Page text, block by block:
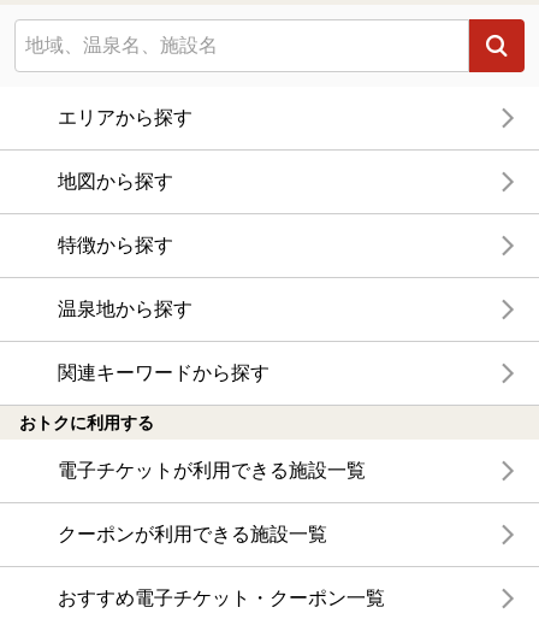
エリアから探す
地図から探す
特徴から探す
温泉地から探す
関連キーワードから探す
おトクに利用する
電子チケットが利用できる施設一覧
クーポンが利用できる施設一覧
おすすめ電子チケット・クーポン一覧